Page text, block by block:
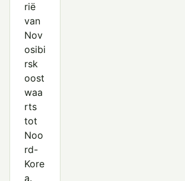
rië
van
Nov
osibi
rsk
oost
waa
rts
tot
Noo
rd-
Kore
a.